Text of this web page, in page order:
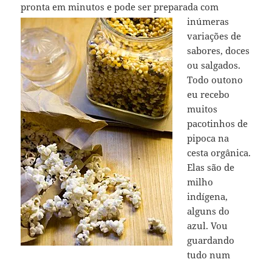
pronta em minutos epode ser preparada com
inúmeras
variações de
sabores, doces
ou salgados.
Todo outono
eu recebo
muitos
pacotinhos de
pipoca na
cesta orgânica.
Elas são de
milho
indígena,
alguns do
azul. Vou
guardando
tudo num